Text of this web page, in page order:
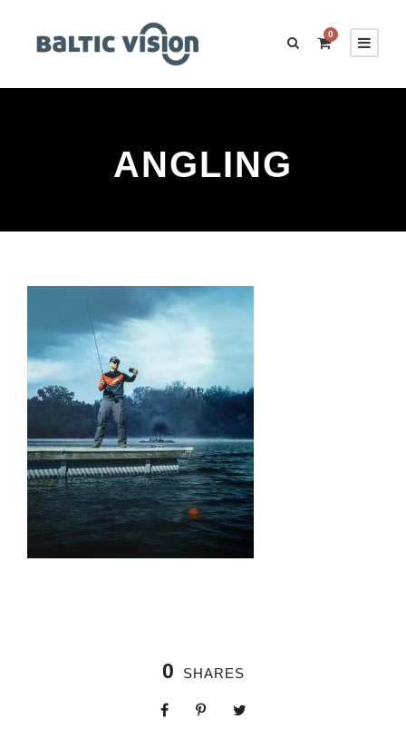
0
ANGLING
0 SHARES